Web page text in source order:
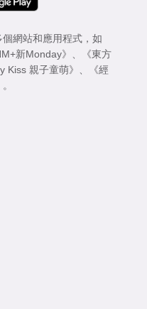
網站和應用程式，如
新Monday》
《東方
Kiss 親子童萌》
《經
。